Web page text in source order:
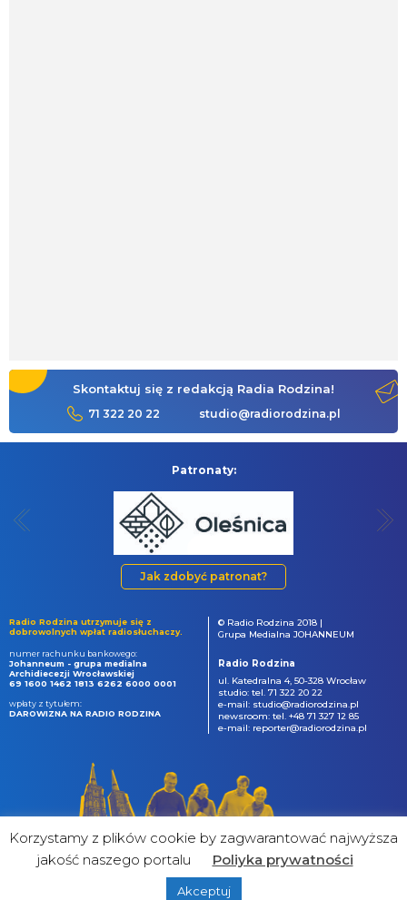
Skontaktuj się z redakcją Radia Rodzina!
71 322 20 22 studio@radiorodzina.pl
Patronaty:
Jak zdobyć patronat?
Radio Rodzina utrzymuje się z
dobrowolnych wpłat radiosłuchaczy.
numer rachunku bankowego:
Johanneum - grupa medialna
Archidiecezji Wrocławskiej
69 1600 1462 1813 6262 6000 0001
wpłaty z tytułem:
DAROWIZNA NA RADIO RODZINA
© Radio Rodzina 2018 |
Grupa Medialna JOHANNEUM
Radio Rodzina
ul. Katedralna 4, 50-328 Wrocław
studio: tel. 71 322 20 22
e-mail: studio@radiorodzina.pl
newsroom: tel. +48 71 327 12 85
e-mail: reporter@radiorodzina.pl
&
Korzystamy z plików cookie by zagwarantować najwyższa
jakość naszego portalu
Poliyka prywatności
Akceptuj